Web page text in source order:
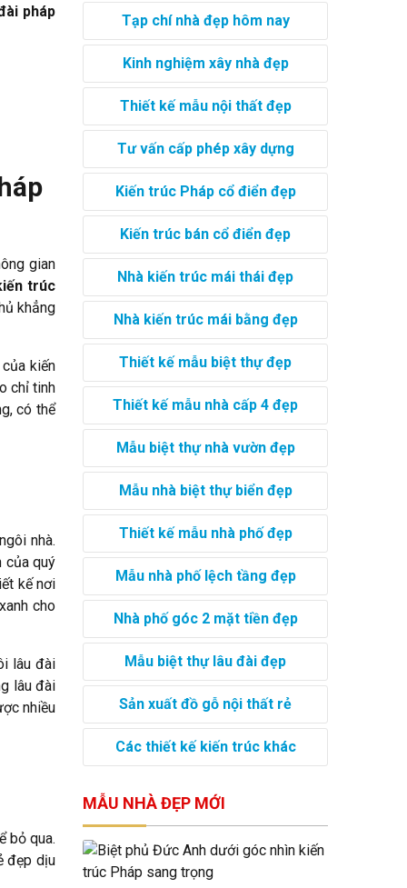
pháp
gian
trúc
khẳng
kiến
chỉ tinh
có thể
nhà.
của quý
kế nơi
cho
lâu đài
lâu đài
nhiều
bỏ qua.
đẹp dịu
Tạp chí nhà đẹp hôm nay
Kinh nghiệm xây nhà đẹp
Thiết kế mẫu nội thất đẹp
Tư vấn cấp phép xây dựng
Kiến trúc Pháp cổ điển đẹp
Kiến trúc bán cổ điển đẹp
Nhà kiến trúc mái thái đẹp
Nhà kiến trúc mái bằng đẹp
Thiết kế mẫu biệt thự đẹp
Thiết kế mẫu nhà cấp 4 đẹp
Mẫu biệt thự nhà vườn đẹp
Mẫu nhà biệt thự biển đẹp
Thiết kế mẫu nhà phố đẹp
Mẫu nhà phố lệch tầng đẹp
Nhà phố góc 2 mặt tiền đẹp
Mẫu biệt thự lâu đài đẹp
Sản xuất đồ gỗ nội thất rẻ
Các thiết kế kiến trúc khác
MẪU NHÀ ĐẸP MỚI